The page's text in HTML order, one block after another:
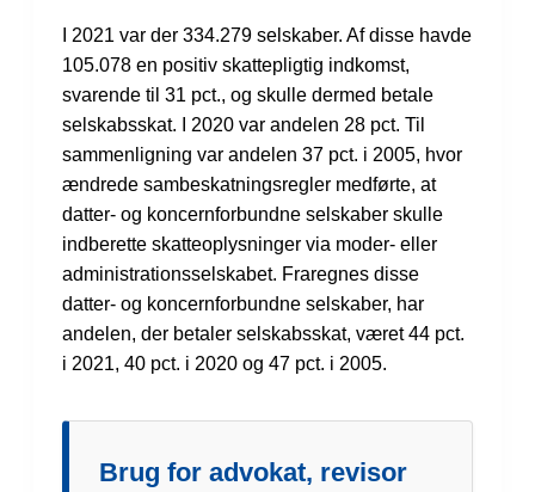
I 2021 var der 334.279 selskaber. Af disse havde
105.078 en positiv skattepligtig indkomst,
svarende til 31 pct., og skulle dermed betale
selskabsskat. I 2020 var andelen 28 pct. Til
sammenligning var andelen 37 pct. i 2005, hvor
ændrede sambeskatningsregler medførte, at
datter- og koncernforbundne selskaber skulle
indberette skatteoplysninger via moder- eller
administrationsselskabet. Fraregnes disse
datter- og koncernforbundne selskaber, har
andelen, der betaler selskabsskat, været 44 pct.
i 2021, 40 pct. i 2020 og 47 pct. i 2005.
Brug for advokat, revisor